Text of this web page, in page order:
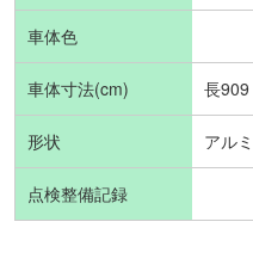
車体色
車体寸法(cm) 長
形状 アル
点検整備記録